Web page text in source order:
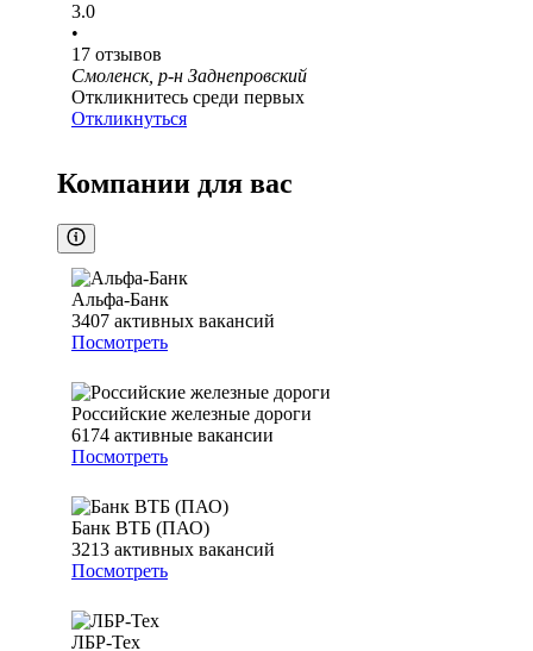
3.0
•
17 отзывов
Смоленск, р-н Заднепровский
Откликнитесь среди первых
Откликнуться
Компании для вас
Альфа-Банк
3407 активных вакансий
Посмотреть
Российские железные дороги
6174 активные вакансии
Посмотреть
Банк ВТБ (ПАО)
3213 активных вакансий
Посмотреть
ЛБР-Тех